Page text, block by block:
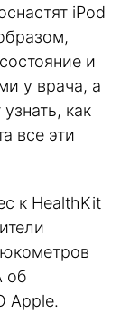
iPod
и
у врача, а
как
все эти
к HealthKit
об
Apple.